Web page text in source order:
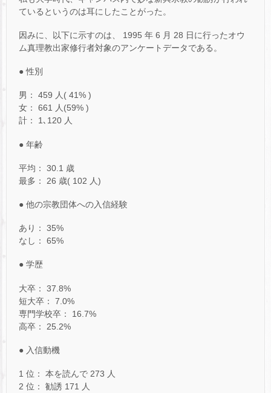
ているというのは耳にしたことがった。
因みに、以下に示すのは、 1995 年 6 月 28 日に行ったオウ
ム真理教出家修行者対象のアンケートデータである。
● 性別
男： 459 人( 41% )
女： 661 人(59% )
計： 1､120 人
● 年齢
平均： 30.1 歳
最多： 26 歳( 102 人)
● 他の宗教団体への入信経験
あり： 35%
なし： 65%
● 学歴
大卒： 37.8%
短大卒： 7.0%
専門学校卒： 16.7%
高卒： 25.2%
● 入信動機
1 位： 本を読んで 273 人
2 位： 勧誘 171 人